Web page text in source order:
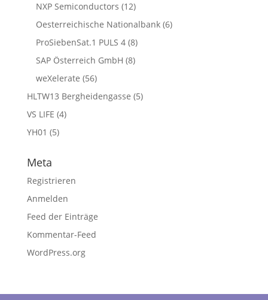
NXP Semiconductors (12)
Oesterreichische Nationalbank(6)
ProSiebenSat.1 PULS 4(8)
SAP Österreich GmbH (8)
weXelerate (56)
HLTW13 Bergheidengasse (5)
VS LIFE (4)
YH01 (5)
Meta
Registrieren
Anmelden
Feed der Einträge
Kommentar-Feed
WordPress.org